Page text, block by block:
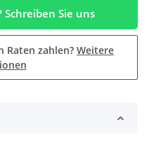
Schreiben Sie uns
Raten zahlen? Weitere